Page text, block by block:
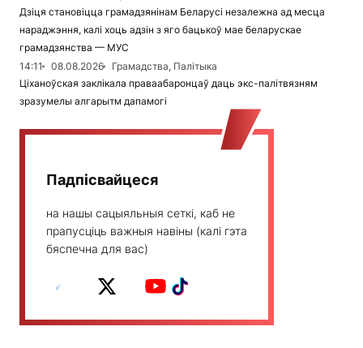
Дзіця становіцца грамадзянінам Беларусі незалежна ад месца
нараджэння, калі хоць адзін з яго бацькоў мае беларускае
грамадзянства — МУС
14:11
08.08.2026
Грамадства, Палітыка
Ціханоўская заклікала праваабаронцаў даць экс-палітвязням
зразумелы алгарытм дапамогі
Падпісвайцеся
на нашы сацыяльныя сеткі, каб не
прапусціць важныя навіны (калі гэта
бяспечна для вас)